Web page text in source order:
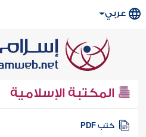
عربي
المكتبة الإسلامية